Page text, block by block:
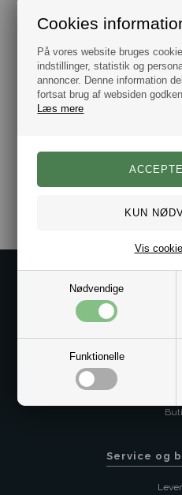
Cookies
På vores website bruges
indstillinger, statistik og
annoncer. Denne information
fortsat brug af websiden
Læs mere
Nødvendige
Funktionelle
Vis
Farve: Blå
Materiale: 100% Bomuld
CVR
Service og